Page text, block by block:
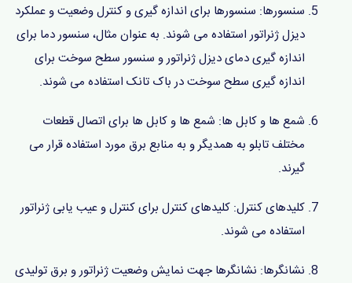
سنسورها: سنسورها برای اندازه گیری و کنترل وضعیت و عملکرد
دیزل ژنراتور استفاده می شوند. به عنوان مثال، سنسور دما برای
اندازه گیری دمای دیزل ژنراتور و سنسور سطح سوخت برای
اندازه گیری سطح سوخت در باک تانک استفاده می شوند.
شمع ها و کابل ها: شمع ها و کابل ها برای اتصال قطعات
مختلف تابلو به همدیگر و به منابع برق مورد استفاده قرار می
گیرند.
کلیدهای کنترل: کلیدهای کنترل برای کنترل و عیب یابی ژنراتور
استفاده می شوند.
نشانگرها: نشانگرها جهت نمایش وضعیت ژنراتور و برق تولیدی